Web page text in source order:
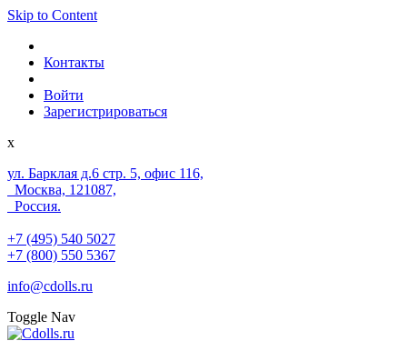
Skip to Content
Контакты
Войти
Зарегистрироваться
x
ул. Барклая д.6 стр. 5, офис 116,
Москва, 121087,
Россия.
+7 (495) 540 5027
+7 (800) 550 5367
info@cdolls.ru
Toggle Nav